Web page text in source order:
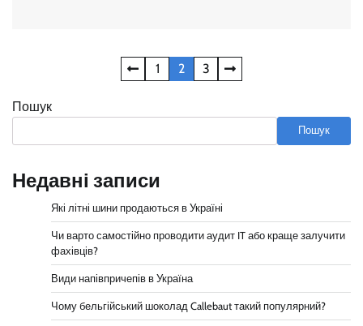
записів
1 2 3
Пошук
Пошук
Недавні записи
Які літні шини продаються в Україні
Чи варто самостійно проводити аудит IT або краще залучити
фахівців?
Види напівпричепів в Україна
Чому бельгійський шоколад Callebaut такий популярний?